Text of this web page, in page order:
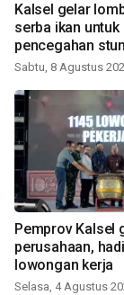
Kalsel gelar
serba ikan untuk
pencegahan
Sabtu, 8 Agustus
Pemprov Kalsel
perusahaan,
lowongan kerja
Selasa, 4 Agustus